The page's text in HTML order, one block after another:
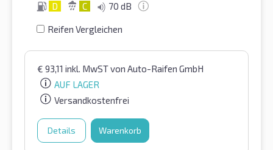
D C 70 dB
Reifen Vergleichen
€ 93,11 inkl. MwSTvon Auto-Raifen GmbH
AUF LAGER
Versandkostenfrei
Details Warenkorb